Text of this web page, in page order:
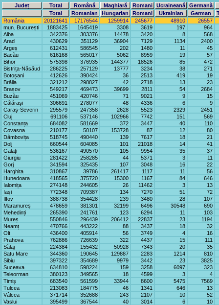
Județ Total Română Maghiară Romani Ucraineană
Germană
Total
Romanian Hungarian Romani Ukrainian German
România
20121641 17176544 1259914 245677 48910
26557
mun. București
1883425 1645419 3308 3619 197
964
Alba
342376 303376 14478 3420 8
568
Arad
430629 351129 36904 7129 1134
2400
Argeș
612431 586545 202 1480 11
45
Bacău
616168 565017 5062 8959 19
57
Bihor
575398 376935 144377 18526 85
472
Bistrița-Năsăud
286225 257129 13777 3234 38
271
Botoșani
412626 390424 36 2513 419
19
Brăila
321212 298827 42 2718 13
23
Brașov
549217 469473 39699 2811 54
2684
Buzău
451069 420746 71 9021 9
15
Călărași
306691 278077 48 4336 6
9
Caraș-Severin
295579 247358 2628 5523 2329
2451
Cluj
691106 537146 102966 7742 151
569
Constanța
684082 581669 372 3447 40
110
Covasna
210177 50107 153728 87 12
80
Dâmbovița
518745 490440 139 7617 18
21
Dolj
660544 604085 101 21018 14
41
Galați
536167 490570 105 9954 35
37
Giurgiu
281422 258285 44 5371 3
11
Gorj
341594 325435 107 3048 16
22
Harghita
310867 39786 261417 1117 11
56
Hunedoara
418565 375720 15300 1167 84
646
Ialomița
274148 244605 26 11462 3
13
Iași
772348 709387 134 7270 51
72
Ilfov
388738 354428 239 3480 28
107
Maramureș
478659 381301 32199 6496 30548
690
Mehedinți
265390 241761 123 6294 11
103
Mureș
550846 296439 206412 22837 23
1194
Neamț
470766 443222 88 3437 18
32
Olt
436400 405914 56 3749 4
16
Prahova
762886 726639 322 4437 15
111
Sălaj
224384 155432 50928 7343 20
35
Satu Mare
344360 190645 129887 2283 1214
810
Sibiu
397322 354689 9979 3442 23
3825
Suceava
634810 598224 159 3258 6097
323
Teleorman
380123 349565 18 4599 3
4
Timiș
683540 561599 33944 8600 5475
7569
Tulcea
213083 184775 46 1341 646
13
Vâlcea
371714 352688 243 2107 10
52
Vaslui
395499 367544 40 3014 6
10